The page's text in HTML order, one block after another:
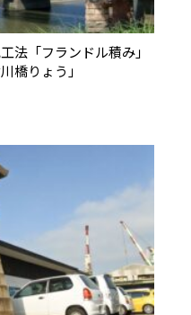
法「フランドル積み」
橋りょう」